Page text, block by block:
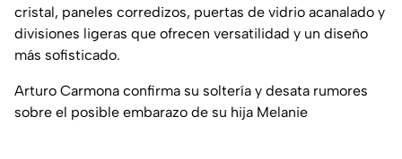
cristal, paneles corredizos, puertas de vidrio acanalado y
divisiones ligeras que ofrecen versatilidad y un diseño
más sofisticado.
Arturo Carmona confirma su soltería y desata rumores
sobre el posible embarazo de su hija Melanie